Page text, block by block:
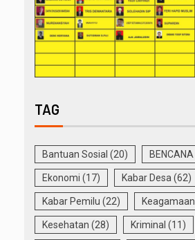
TAG
Bantuan Sosial (20)
Ekonomi (17) Kabar Desa(62)
Kabar Pemilu (22) Keagamaan
Kesehatan (28) Kriminal (11)